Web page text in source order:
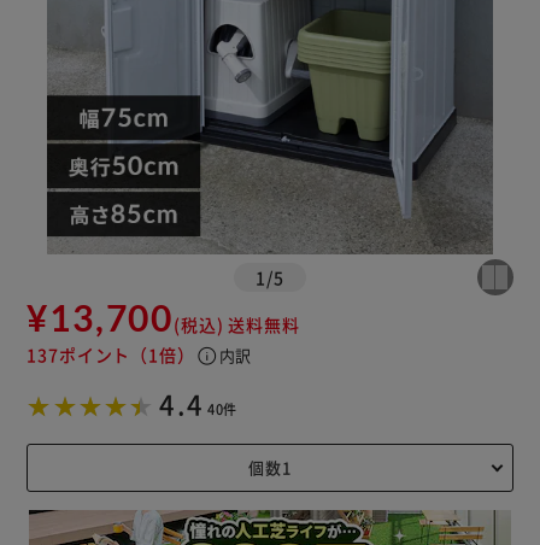
1 /5
¥13,700(税込) 送料無料
137ポイント （1倍） info 内訳
4.4 40件